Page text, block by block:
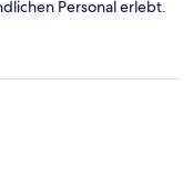
Personal erlebt.